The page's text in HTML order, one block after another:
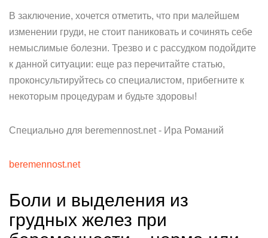
В заключение, хочется отметить, что при малейшем
изменении груди, не стоит паниковать и сочинять себе
немыслимые болезни. Трезво и с рассудком подойдите
к данной ситуации: еще раз перечитайте статью,
проконсультируйтесь со специалистом, прибегните к
некоторым процедурам и будьте здоровы!
Специально для beremennost.net - Ира Романий
beremennost.net
Боли и выделения из
грудных желез при